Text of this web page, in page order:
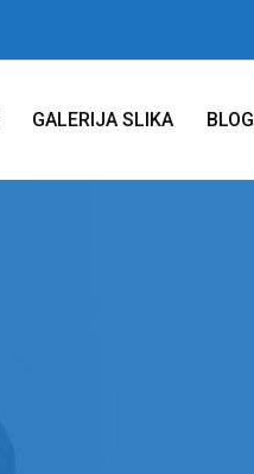
GALERIJA SLIKA BLOG